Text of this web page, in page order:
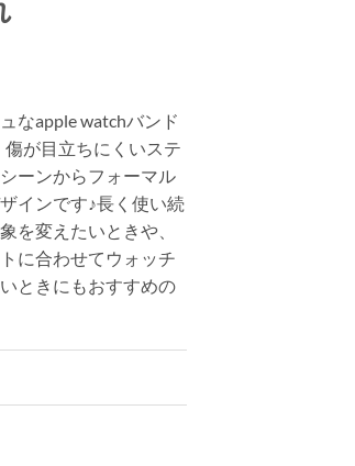
なapple watchバンド
が目立ちにくいステ
ーンからフォーマル
インです♪長く使い続
を変えたいときや、
に合わせてウォッチ
ときにもおすすめの